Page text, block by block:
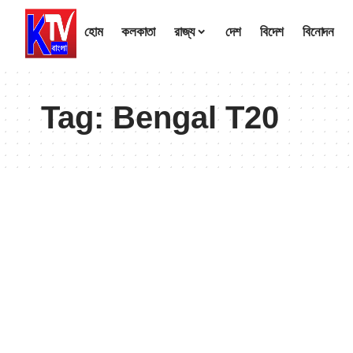
হোম কলকাতা রাজ্য দেশ বিদেশ বিনোদন
Tag:Bengal T20